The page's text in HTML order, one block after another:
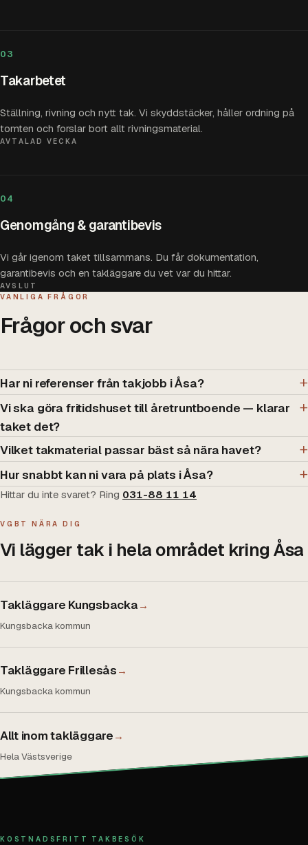
03
Takarbetet
Ställning, rivning och nytt tak. Vi skyddstäcker, håller ordning på
tomten och forslar bort allt rivningsmaterial.
AVTALAD VECKA
04
Genomgång & garantibevis
Vi går igenom taket tillsammans. Du får dokumentation,
garantibevis och en takläggare du vet var du hittar.
AVSLUT
VANLIGA FRÅGOR
Frågor och svar
Har ni referenser från takjobb i Åsa?
Vi ska göra fritidshuset till åretruntboende — klarar
taket det?
Vilket takmaterial passar bäst så nära havet?
Hur snabbt kan ni vara på plats i Åsa?
Hittar du inte svaret? Ring 031-88 11 14
VGBT NÄRA DIG
Vi lägger tak i hela området kringÅsa
Takläggare Kungsbacka →
Kungsbacka kommun
Takläggare Frillesås →
Kungsbacka kommun
Allt inom takläggare →
Hela Västsverige
KOSTNADSFRITT TAKBESÖK